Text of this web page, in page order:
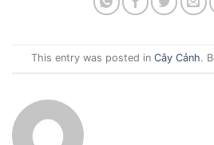
This entry was posted in Cây Cảnh.